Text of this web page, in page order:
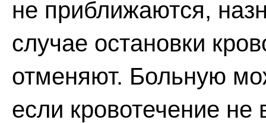
не приближаются,
случае остановки
отменяют. Больную
если кровотечение не